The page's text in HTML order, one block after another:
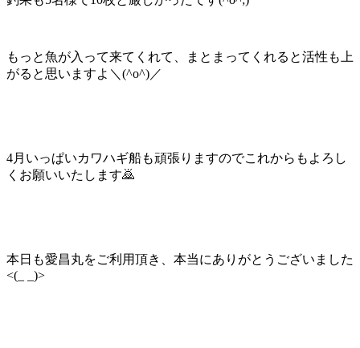
もっと魚が入って来てくれて、まとまってくれると活性も上
がると思いますよ＼(^o^)／
4月いっぱいカワハギ船も頑張りますのでこれからもよろし
くお願いいたします🙇
本日も愛昌丸をご利用頂き、本当にありがとうございました
<(_ _)>